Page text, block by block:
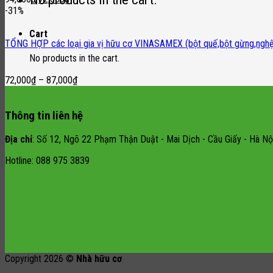
Cart
No products in the cart.
price
94,000₫.
-31%
TỔNG HỢP các loại gia vị hữu cơ VINASAMEX (bột quế,bột
72,000₫– 87,000₫
Thông tin liên hệ
Địa chỉ: Số 12, Ngõ 22 Phạm Thận Duật - Mai Dịch - Cầu Giấy - Hà
Hotline: 088 975 3839
Copyright 2026 © Nhà hữu cơ